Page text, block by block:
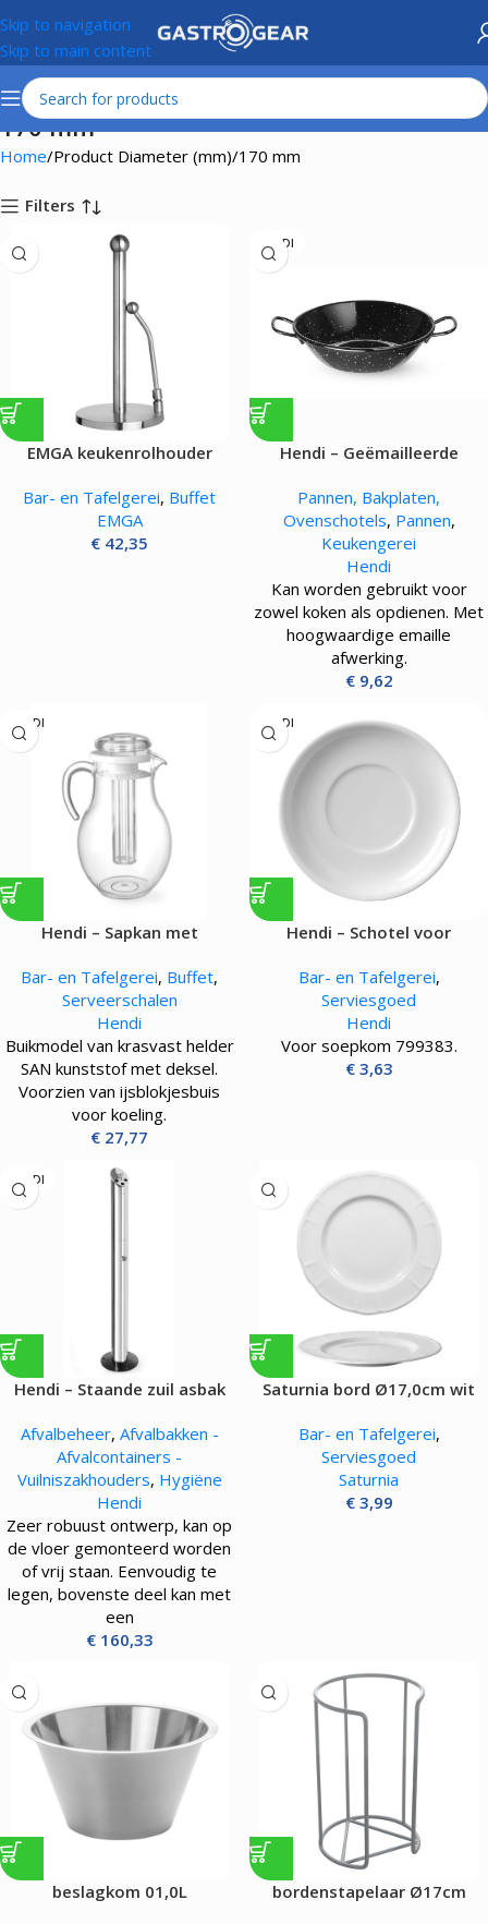
Skip to navigation
Skip to main content
170 mm
Home Product Diameter (mm) 170 mm
Filters
EMGA keukenrolhouder
Bar- en Tafelgerei, Buffet
EMGA
€ 42,35
HENDI
Hendi – Geëmailleerde
Pannen, Bakplaten,
Ovenschotels, Pannen,
Keukengerei
Hendi
Kan worden gebruikt voor
zowel koken als opdienen. Met
hoogwaardige emaille
afwerking.
€9,62
HENDI
Hendi – Sapkan met
Bar- en Tafelgerei, Buffet,
Serveerschalen
Hendi
Buikmodel van krasvast helder
SAN kunststof met deksel.
Voorzien van ijsblokjesbuis
voor koeling.
€ 27,77
HENDI
Hendi – Schotel voor
Bar- en Tafelgerei,
Serviesgoed
Hendi
Voor soepkom 799383.
€3,63
HENDI
Hendi – Staande zuil asbak
Afvalbeheer, Afvalbakken -
Afvalcontainers -
Vuilniszakhouders, Hygiëne
Hendi
Zeer robuust ontwerp, kan op
de vloer gemonteerd worden
of vrij staan. Eenvoudig te
legen, bovenste deel kan met
een
€160,33
Saturnia bord Ø17,0cm wit
Bar- en Tafelgerei,
Serviesgoed
Saturnia
€3,99
beslagkom 01,0L bordenstapelaar Ø17cm